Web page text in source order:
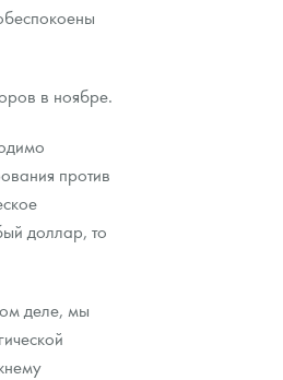
в ноябре.
против
доллар, то
деле, мы